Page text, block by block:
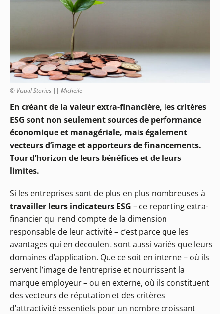
© Visual Stories || Micheile
En créant de la valeur extra-financière, les critères
ESG sont non seulement sources de performance
économique et managériale, mais également
vecteurs d’image et apporteurs de financements.
Tour d’horizon de leurs bénéfices et de leurs
limites.
Si les entreprises sont de plus en plus nombreuses à
travailler leurs indicateurs ESG – ce reporting extra-
financier qui rend compte de la dimension
responsable de leur activité – c’est parce que les
avantages qui en découlent sont aussi variés que leurs
domaines d’application. Que ce soit en interne – où ils
servent l’image de l’entreprise et nourrissent la
marque employeur – ou en externe, où ils constituent
des vecteurs de réputation et des critères
d’attractivité essentiels pour un nombre croissant